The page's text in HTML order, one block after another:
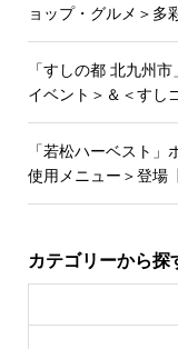
ョップ・グルメ＞多
「すしの都 北九州
イベント＞＆＜すし
「若松ハーベスト
使用メニュー＞登場
カテゴリーから探